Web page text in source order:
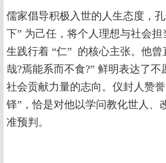
儒家倡导积极入世的人生态度，
下” 为己任，将个人理想与社会
生践行着 “仁” 的核心主张。他曾
哉?焉能系而不食?” 鲜明表达了
社会贡献力量的志向。仪封人赞
铎”，恰是对他以学问教化世人、
准预判。